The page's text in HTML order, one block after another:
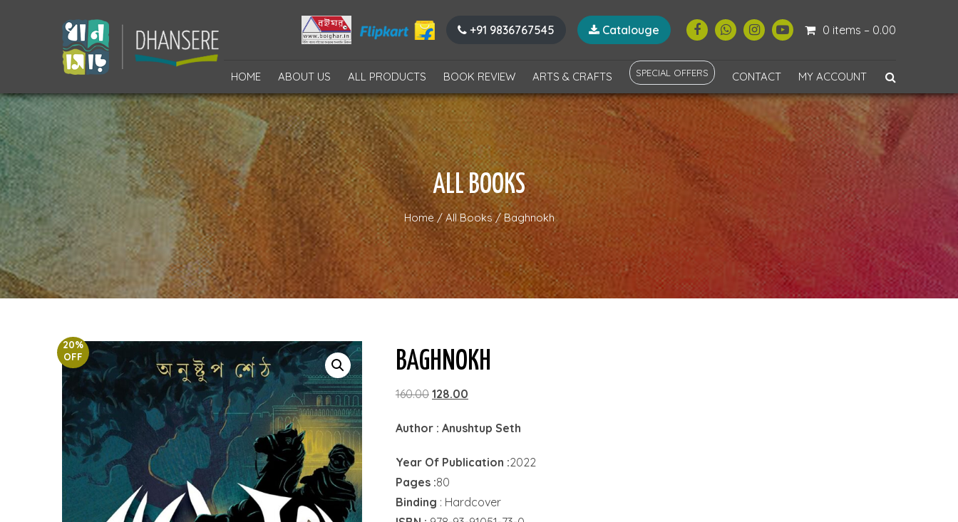
+91 9836767545 Catalouge 0 items – 0.00
HOME ABOUT US ALL PRODUCTS BOOK REVIEW ARTS & CRAFTS SPECIAL OFFERS CONTACT MY ACCOUNT
ALL BOOKS
Home/ All Books/Baghnokh
20%
OFF
BAGHNOKH
160.00 Original
was:
128.00
is:
Author : Anushtup Seth
Year Of Publication :2022
Pages :80
Binding : Hardcover